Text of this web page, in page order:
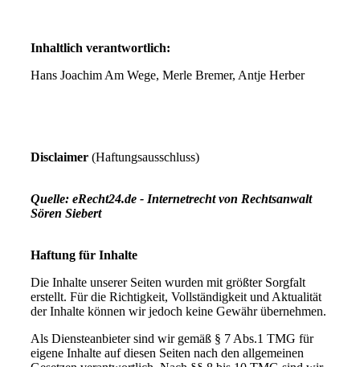
Inhaltlich verantwortlich:
Hans Joachim Am Wege, Merle Bremer, Antje Herber
Disclaimer (Haftungsausschluss)
Quelle: eRecht24.de - Internetrecht von Rechtsanwalt
Sören Siebert
Haftung für Inhalte
Die Inhalte unserer Seiten wurden mit größter Sorgfalt
erstellt. Für die Richtigkeit, Vollständigkeit und Aktualität
der Inhalte können wir jedoch keine Gewähr übernehmen.
Als Diensteanbieter sind wir gemäß § 7 Abs.1 TMG für
eigene Inhalte auf diesen Seiten nach den allgemeinen